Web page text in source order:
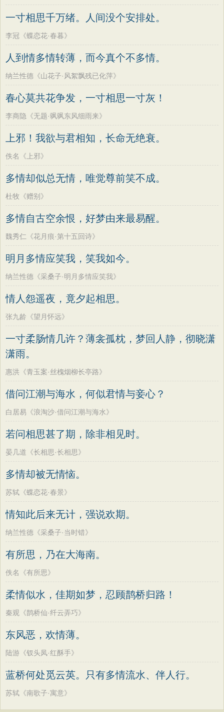
一寸相思千万绪。人间没个安排处。
李冠《蝶恋花·春暮》
人到情多情转薄，而今真个不多情。
纳兰性德《山花子·风絮飘残已化萍》
春心莫共花争发，一寸相思一寸灰！
李商隐《无题·飒飒东风细雨来》
上邪！我欲与君相知，长命无绝衰。
佚名《上邪》
多情却似总无情，唯觉尊前笑不成。
杜牧《赠别》
多情自古空余恨，好梦由来最易醒。
魏秀仁《花月痕·第十五回诗》
明月多情应笑我，笑我如今。
纳兰性德《采桑子·明月多情应笑我》
情人怨遥夜，竟夕起相思。
张九龄《望月怀远》
一寸柔肠情几许？薄衾孤枕，梦回人静，彻晓潇
潇雨。
惠洪《青玉案·丝槐烟柳长亭路》
借问江潮与海水，何似君情与妾心？
白居易《浪淘沙·借问江潮与海水》
若问相思甚了期，除非相见时。
晏几道《长相思·长相思》
多情却被无情恼。
苏轼《蝶恋花·春景》
情知此后来无计，强说欢期。
纳兰性德《采桑子·当时错》
有所思，乃在大海南。
佚名《有所思》
柔情似水，佳期如梦，忍顾鹊桥归路！
秦观《鹊桥仙·纤云弄巧》
东风恶，欢情薄。
陆游《钗头凤·红酥手》
蓝桥何处觅云英。只有多情流水、伴人行。
苏轼《南歌子·寓意》